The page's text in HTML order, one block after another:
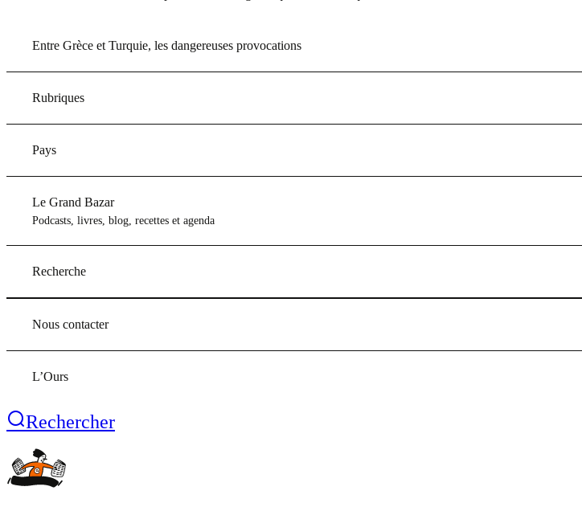
Entre Grèce et Turquie, les dangereuses provocations
Rubriques
Pays
Le Grand Bazar
Podcasts, livres, blog, recettes et agenda
Recherche
Nous contacter
L’Ours
Rechercher